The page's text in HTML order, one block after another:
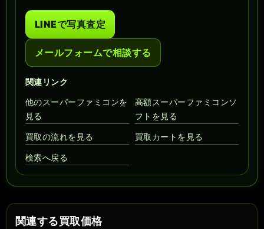
LINEで写真査定
メールフォームで相談する
関連リンク
他のスーパーファミコンを
見る
高額スーパーファミコンソ
フトを見る
買取の流れを見る 買取カートを見る
検索へ戻る
関連する買取価格